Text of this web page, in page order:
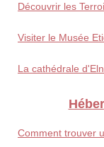
Découvrir les
Visiter le Musée
La cathédrale
Comment trouver